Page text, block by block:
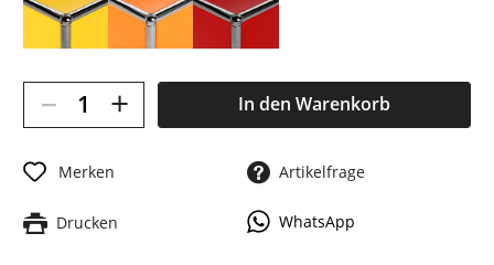
– + In den Warenkorb
Merken Artikelfrage
Drucken WhatsApp